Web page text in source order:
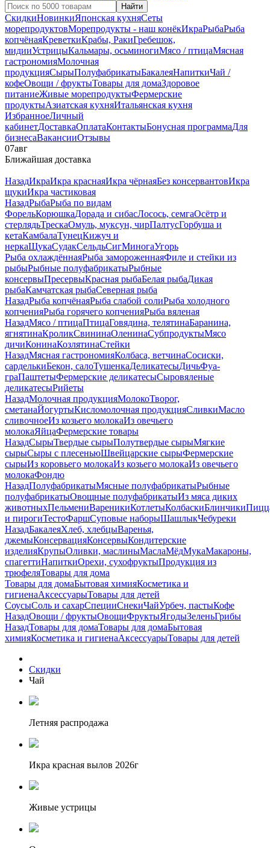
Найти
СкидкиНовинкиЯпонская кухняСеты
морепродуктовМорепродукты - наш конёкИкраРыбаРыба
копчёнаяКреветкиКрабы, РакиГребешок,
мидииУстрицыКальмары, осьминогиМясо / птицаМясная
гастрономияМолочная
продукцияСырыПолуфабрикатыБакалеяНапиткиЧай /
кофеОвощи / фруктыТовары для домаЗдоровое
питаниеЖивые морепродуктыФермерские
продуктыАзиатская кухняИтальянская кухня
ИзбранноеЛичный
кабинетДоставкаОплатаКонтактыБонусная программаДля
бизнесаВакансииОтзывы
07авг
Ближайшая доставка
НазадИкраИкра краснаяИкра чёрнаяБез консервантовИкра
щукиИкра частиковая
НазадРыбаРыба по видам
ФорельКорюшкаДорада и сибасЛосось, семгаОсётр и
стерлядьТрескаОмуль, муксун, чирПалтусГорбуша и
кетаКамбалаТунецКижуч и
неркаЩукаСудакСельдьСигМиногаУгорь
Рыба охлаждённаяРыба замороженнаяФиле и стейки из
рыбыРыбные полуфабрикатыРыбные
консервыПресервыКрасная рыбаБелая рыбаДикая
рыбаКамчатская рыбаСеверная рыба
НазадРыба копчёнаяРыба слабой солиРыба холодного
копченияРыба горячего копченияРыба вяленая
НазадМясо / птицаПтицаГовядина, телятинаБаранина,
ягнятинаКроликСвининаОленинаСубпродуктыМясо
дичиКонинаКозлятинаСтейки
НазадМясная гастрономияКолбаса, ветчинаСосиски,
сарделькиБекон, салоТушенкаДеликатесыДичьФуа-
граПаштетыФермерские деликатесыСыровяленые
деликатесыРийеты
НазадМолочная продукцияМолокоТворог,
сметанаЙогуртыКисломолочная продукцияСливкиМасло
сливочноеИз козьего молокаИз овечьего
молокаЯйцаФермерские товары
НазадСырыТвердые сырыПолутвердые сырыМягкие
сырыСыры c плесеньюШвейцарские сырыФермерские
сырыИз коровьего молокаИз козьего молокаИз овечьего
молокаФондю
НазадПолуфабрикатыМясные полуфабрикатыРыбные
полуфабрикатыОвощные полуфабрикатыИз мяса диких
животныхПельмениВареникиКотлетыКолбаскиБлинчики
и пирогиТестоФаршСуповые наборыШашлыкЧебуреки
НазадБакалеяХлеб, хлебцыВаренья,
джемыКонсервацияКонсервыКондитерские
изделияКрупыОливки, маслиныМаслаМёдМукаМакароны,
спагеттиНапиткиОрехи, сухофруктыПродукция из
трюфеляТовары для дома
Товары для домаБытовая химияКосметика и
гигиенаАксессуарыТовары для детей
СоусыСоль и сахарСпецииСнекиЧайУрбеч, пастыКофе
НазадОвощи / фруктыОвощиФруктыЯгодыЗеленьГрибы
НазадТовары для домаТовары для домаБытовая
химияКосметика и гигиенаАксессуарыТовары для детей
Скидки
Чай
Летняя распродажа
Икра красная вылов 2026г
Живые устрицы